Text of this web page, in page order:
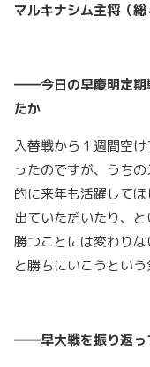
マルキナシム主将（総
――今日の早慶明定期
たか
入替戦から１週間空
ったのですが、うち
的に来年も活躍して
出ていただいたり、
勝つことには変わり
と勝ちにいこうという
――早大戦を振り返っ